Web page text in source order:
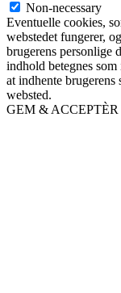
Non-necessary
Eventuelle cookies,
webstedet fungerer,
brugerens personlige
indhold betegnes
at indhente
websted.
GEM & ACCEPTÈR